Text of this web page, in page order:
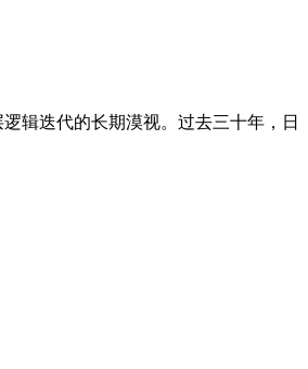
辑迭代的长期漠视。过去三十年，日